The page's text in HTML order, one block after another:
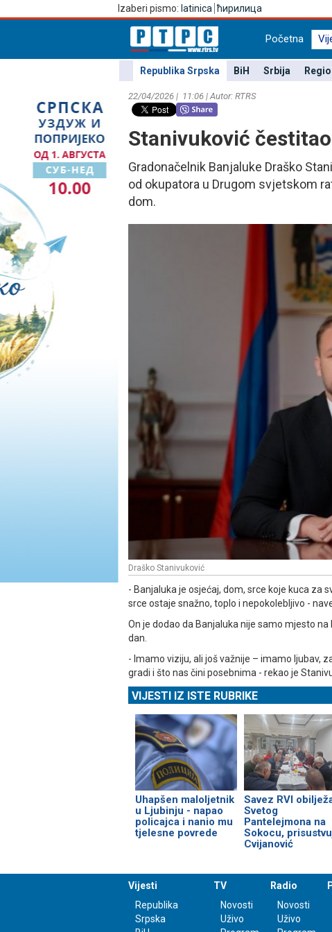
Izaberi pismo: latinica ћирилица
Početna
Republika Srpska BiH Srbija
22/04/2026 | 11:06 | Autor: RTRS
Stanivuković
Gradonačelnik Banjaluke Draško
od okupatora u Drugom svjetskom
dom.
Draško Stanivuković
- Banjaluka je osjećaj, dom, srce koje kuca za
srce ostaje snažno, toplo i nepokolebljivo -
On je dodao da Banjaluka nije samo mjesto
dan.
- Imamo viziju, ali još važnije – imamo ljubav,
gradi i što nas čini posebnima - rekao je
VIJESTI IZ ISTE RUBRIKE
Uhapšen maloljetnik
u Ljubinju - napao
policajca i nanio mu
tjelesne povrede
Savez RVI
Svetog
Pantelejmona na
Sokocu,
Cvijanović
Vijesti
Republika
Srpska
TV
Novosti
Uživo
Radio
Novosti
Uživo